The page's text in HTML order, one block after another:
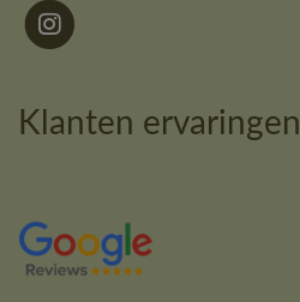
Klanten ervaringen